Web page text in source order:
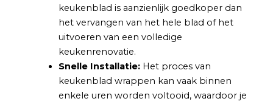
keukenblad is aanzienlijk goedkoper dan
het vervangen van het hele blad of het
uitvoeren van een volledige
keukenrenovatie.
Snelle Installatie:Het proces van
keukenblad wrappen kan vaak binnen
enkele uren worden voltooid, waardoor je